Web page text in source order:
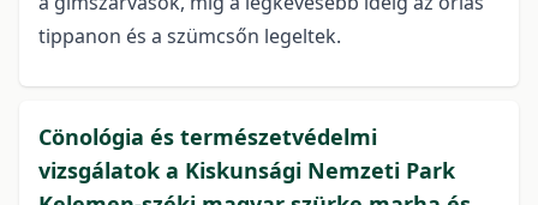
tippanon és a szümcsőn legeltek.
Cönológia és természetvédelmi
vizsgálatok a Kiskunsági Nemzeti Park